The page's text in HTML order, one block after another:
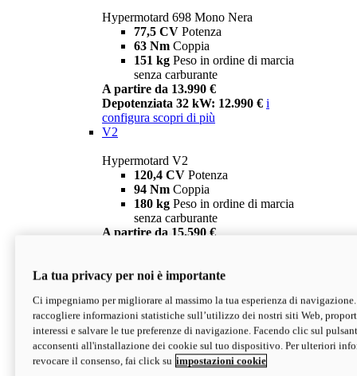
Hypermotard 698 Mono Nera
77,5 CV Potenza
63 Nm Coppia
151 kg Peso in ordine di marcia
senza carburante
A partire da 13.990 €
Depotenziata 32 kW: 12.990 € i
configura scopri di più
V2
Hypermotard V2
120,4 CV Potenza
94 Nm Coppia
180 kg Peso in ordine di marcia
senza carburante
A partire da 15.590 €
V2 SP
Hypermotard V2 SP
120,4 CVPotenza
94 NmCoppia
177 kgPeso in ordine di marcia
senza carburante
La tua privacy per noi è importante
Ci impegniamo per migliorare al massimo la tua esperienza di
raccogliere informazioni statistiche sull’utilizzo dei nostri siti Web,
interessi e salvare le tue preferenze di navigazione. Facendo clic sul
acconsenti all'installazione dei cookie sul tuo dispositivo. Per ulteriori
revocare il consenso, fai click su impostazioni cookie